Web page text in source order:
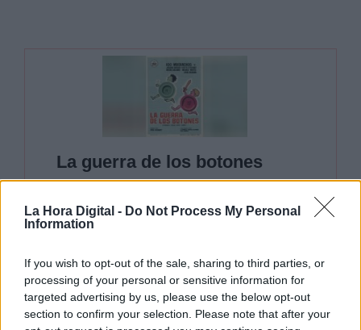
La Hora Digital - Do Not Process My Personal
Information
If you wish to opt-out of the sale, sharing to third parties, or
processing of your personal or sensitive information for
targeted advertising by us, please use the below opt-out
section to confirm your selection. Please note that after your
La guerra de los botones
Castellote fue una de esas niñas de
los cerca de cuarenta mil menores